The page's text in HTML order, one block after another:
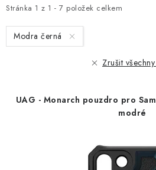
i
s
p
Stránka 1 z 1 - 7 položek celkem
e
n
í Modra černá
Zrušit
UAG - Monarch pouzdro pro
modré